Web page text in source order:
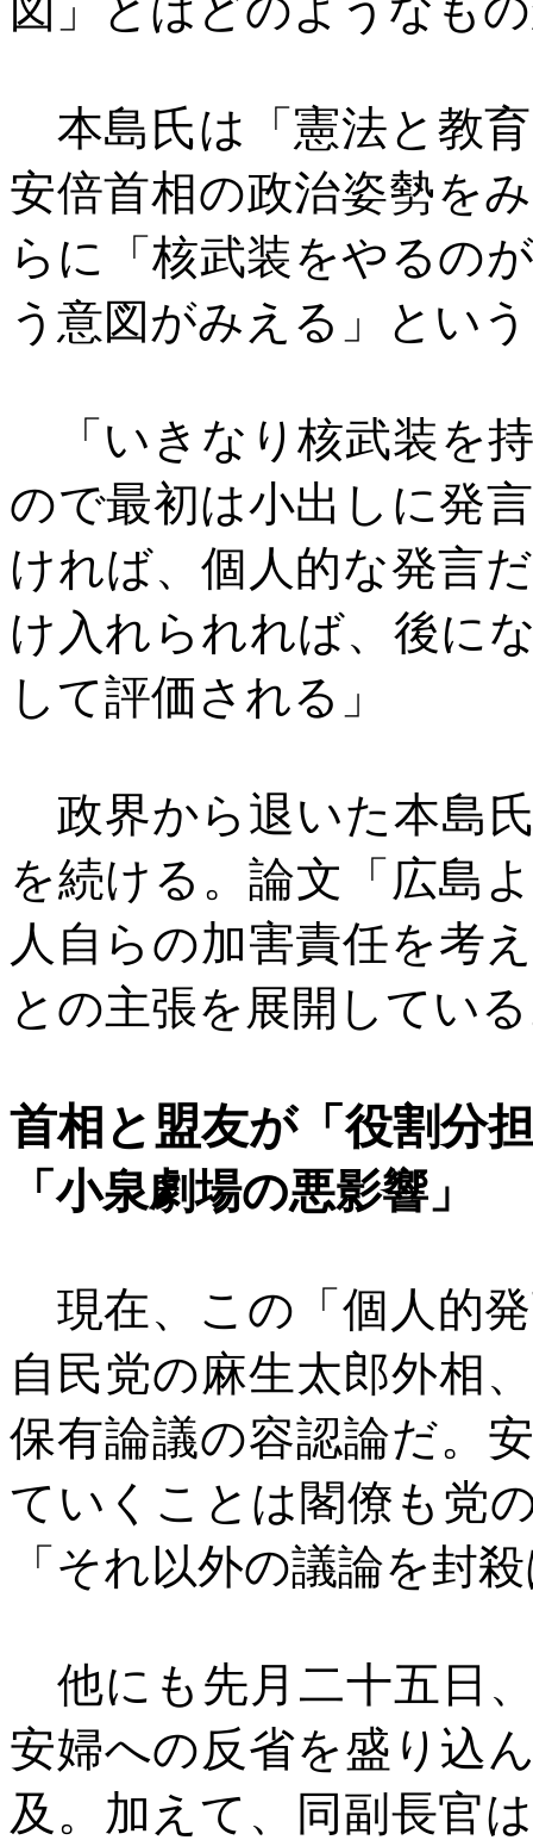
本島氏は「憲法と教
安倍首相の政治姿勢を
らに「核武装をやるの
う意図がみえる」とい
「いきなり核武装を
ので最初は小出しに発
ければ、個人的な発言
け入れられれば、後に
して評価される」
政界から退いた本島
を続ける。論文「広島
人自らの加害責任を考
との主張を展開してい
首相と盟友が「役割分
「小泉劇場の悪影響」
現在、この「個人的
自民党の麻生太郎外相
保有論議の容認論だ。
ていくことは閣僚も党
「それ以外の議論を封
他にも先月二十五日
安婦への反省を盛り込
及。加えて、同副長官